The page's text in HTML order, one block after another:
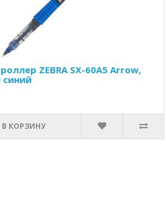
ZEBRA SX-60A5 Arrow,
синий
В КОРЗИНУ